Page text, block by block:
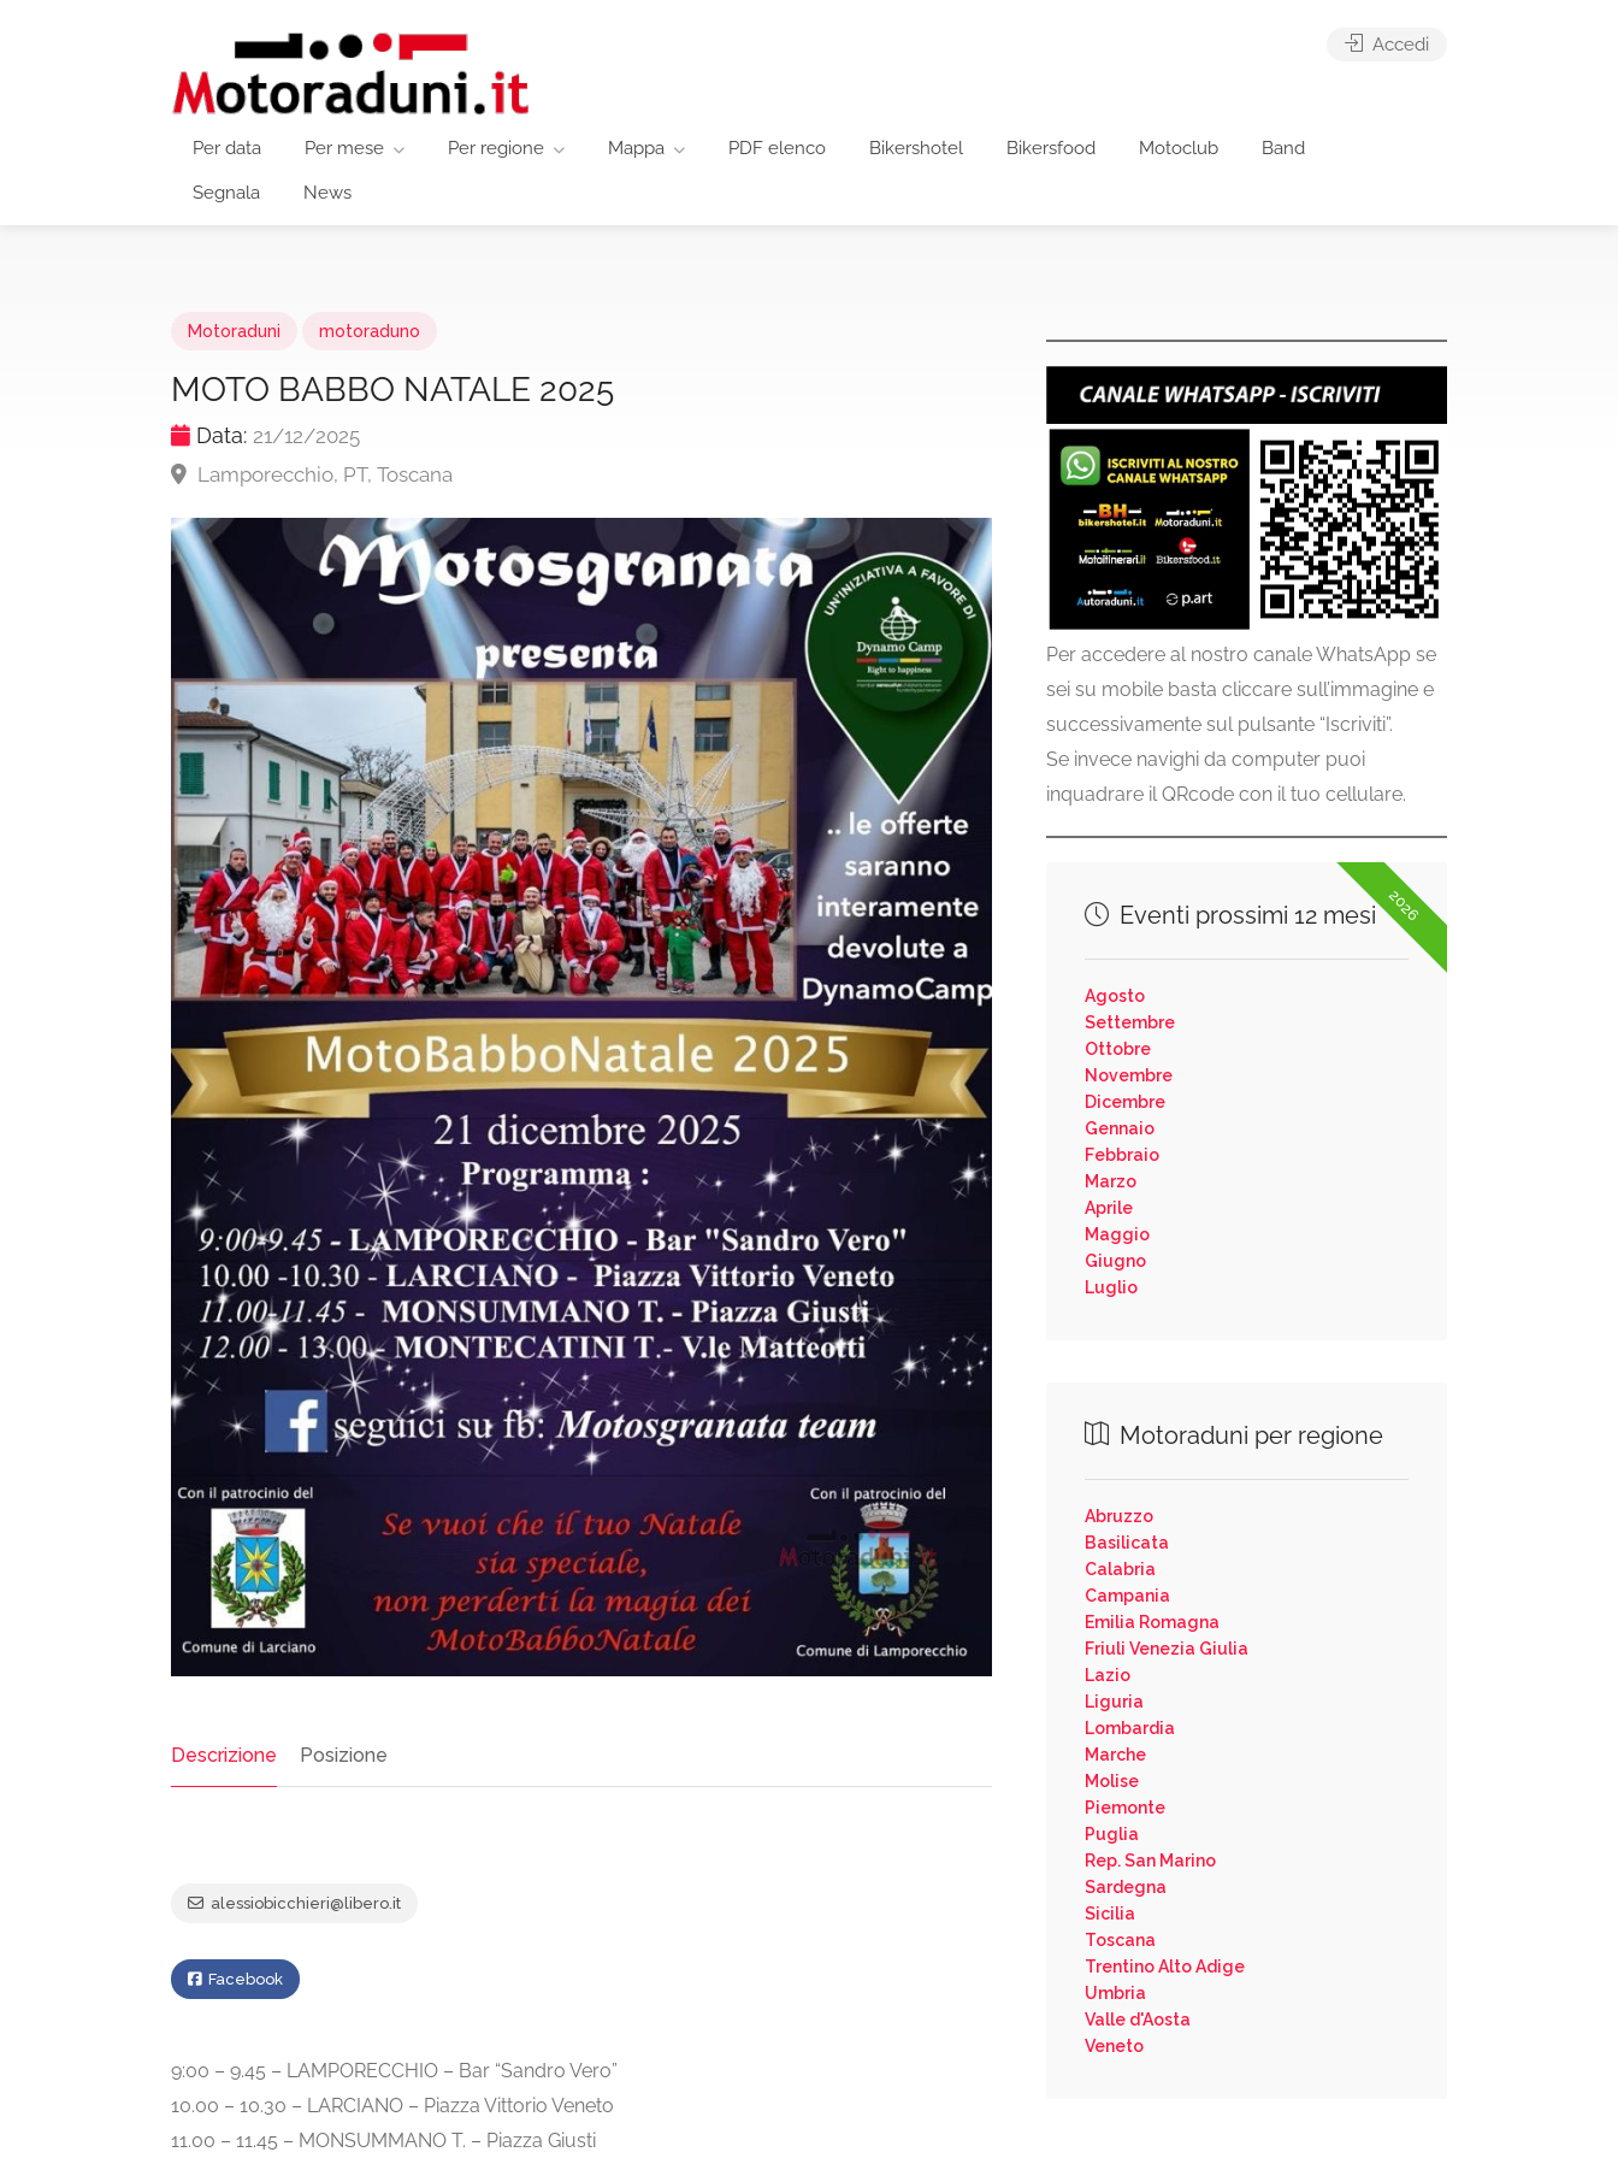
Per data Per mese Per regione Mappa PDF elenco Bikershotel Bikersfood Motoclub Band
Segnala News
Accedi
Motoraduni motoraduno
MOTO BABBO NATALE 2025
Data: 21/12/2025
Lamporecchio, PT, Toscana
Descrizione Posizione
alessiobicchieri@libero.it
Facebook
9:00 – 9.45 – LAMPORECCHIO – Bar “Sandro Vero”
10.00 – 10.30 – LARCIANO – Piazza Vittorio Veneto
11.00 – 11.45 – MONSUMMANO T. – Piazza Giusti
Per accedere al nostro canale WhatsApp se
sei su mobile basta cliccare sull’immagine e
successivamente sul pulsante “Iscriviti”.
Se invece navighi da computer puoi
inquadrare il QRcode con il tuo cellulare.
2026
Eventi prossimi 12 mesi
Agosto
Settembre
Ottobre
Novembre
Dicembre
Gennaio
Febbraio
Marzo
Aprile
Maggio
Giugno
Luglio
Motoraduni per regione
Abruzzo
Basilicata
Calabria
Campania
Emilia Romagna
Friuli Venezia Giulia
Lazio
Liguria
Lombardia
Marche
Molise
Piemonte
Puglia
Rep. San Marino
Sardegna
Sicilia
Toscana
Trentino Alto Adige
Umbria
Valle d'Aosta
Veneto